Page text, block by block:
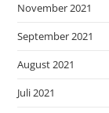
November 2021
September 2021
August 2021
Juli 2021